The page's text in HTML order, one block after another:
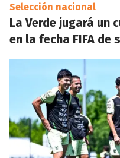
Selección nacional
La Verde jugará un
en la fecha FIFA de